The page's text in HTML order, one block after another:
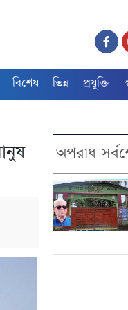
বিশেষ ভিন্ন প্রযুক্তি
অপরাধ